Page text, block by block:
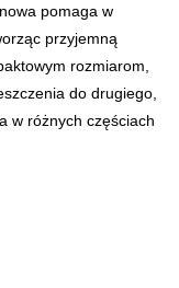
pomaga w
przyjemną
rozmiarom,
do drugiego,
w różnych częściach